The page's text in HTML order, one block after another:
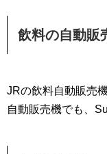
飲料の自動販
JRの飲料自動販売
自動販売機でも、